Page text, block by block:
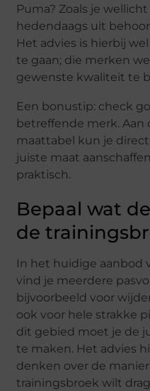
Puma? Zoals je
hedendaags uit
Het advies is hierbij
te gaan; die merken
gewenste kwaliteit te
Een bonustip: check
betreffende merk. Aan
maattabel kun je
juiste maat
praktisch.
Bepaal wat
de
In het huidige aanbod
vind je meerdere
bijvoorbeeld voor
ook voor hele strakke
dit gebied moet je de
te maken. Het advies
denken over de
trainingsbroek wilt